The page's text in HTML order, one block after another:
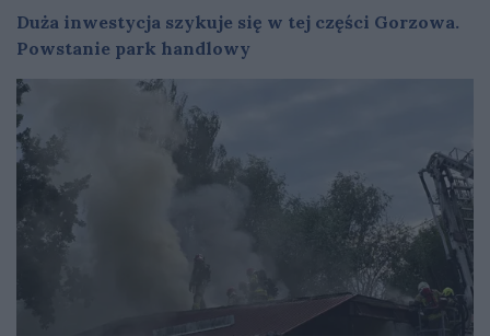
Duża inwestycja szykuje się w tej części Gorzowa.
Powstanie park handlowy